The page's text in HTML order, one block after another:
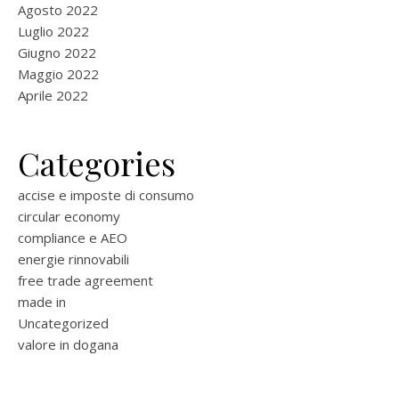
Agosto 2022
Luglio 2022
Giugno 2022
Maggio 2022
Aprile 2022
Categories
accise e imposte di consumo
circular economy
compliance e AEO
energie rinnovabili
free trade agreement
made in
Uncategorized
valore in dogana